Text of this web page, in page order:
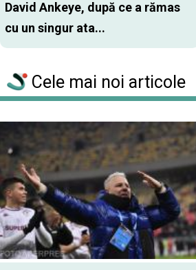
David Ankeye, după ce a rămas
cu un singur ata...
Cele mai noi articole